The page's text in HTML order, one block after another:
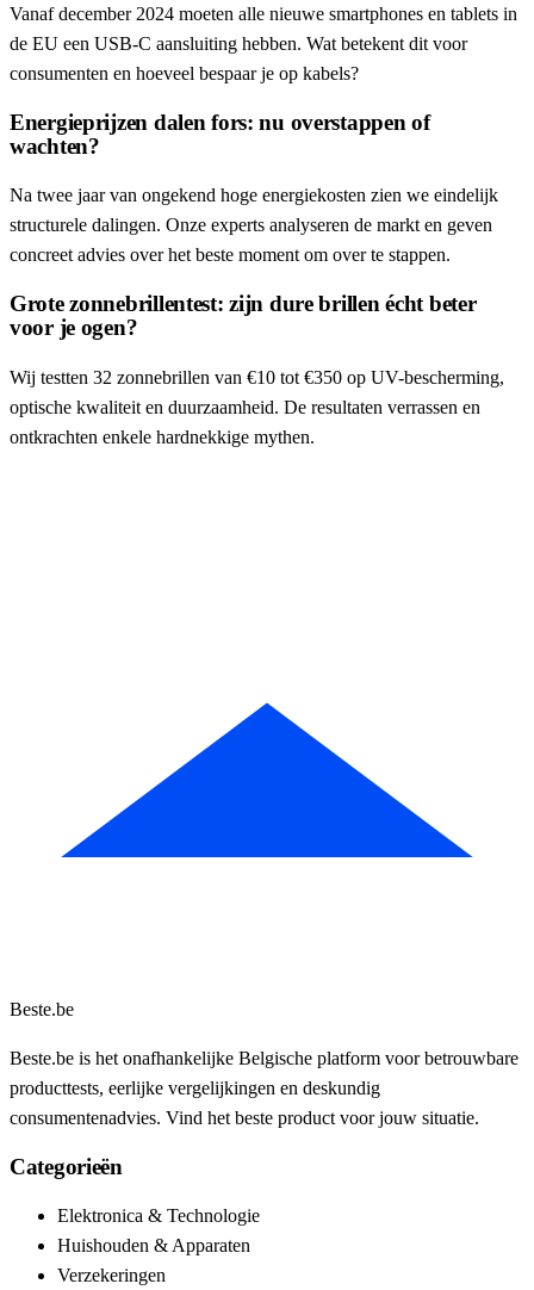
Vanaf december 2024 moeten alle nieuwe smartphones en tablets in
de EU een USB-C aansluiting hebben. Wat betekent dit voor
consumenten en hoeveel bespaar je op kabels?
Energieprijzen dalen fors: nu overstappen of
wachten?
Na twee jaar van ongekend hoge energiekosten zien we eindelijk
structurele dalingen. Onze experts analyseren de markt en geven
concreet advies over het beste moment om over te stappen.
Grote zonnebrillentest: zijn dure brillen écht beter
voor je ogen?
Wij testten 32 zonnebrillen van €10 tot €350 op UV-bescherming,
optische kwaliteit en duurzaamheid. De resultaten verrassen en
ontkrachten enkele hardnekkige mythen.
Beste.be
Beste.be is het onafhankelijke Belgische platform voor betrouwbare
producttests, eerlijke vergelijkingen en deskundig
consumentenadvies. Vind het beste product voor jouw situatie.
Categorieën
Elektronica & Technologie
Huishouden & Apparaten
Verzekeringen